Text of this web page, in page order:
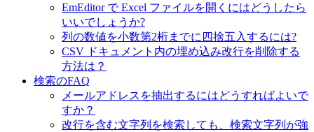
EmEditor で Excel ファイルを開くにはどうしたら
いいでしょうか?
列の数値を小数第2桁までに四捨五入するには?
CSV ドキュメント内の埋め込み改行を削除する
方法は？
検索のFAQ
メールアドレスを抽出するにはどうすればよいで
すか？
改行を含む文字列を検索しても、検索文字列が強